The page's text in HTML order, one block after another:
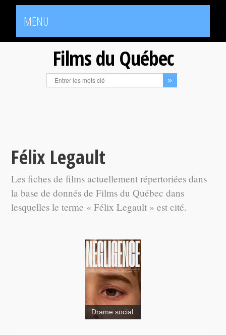
MENU
Films du Québec
Félix Legault
Les fiches de films actuellement répertoriées dans
la base de donnés de Films du Québec dans
lesquelles le terme « Félix Legault » est cité.
Drame social